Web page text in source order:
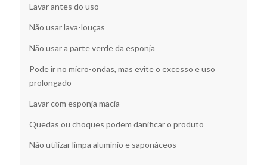
Lavar antes do uso
Não usar lava-louças
Não usar a parte verde da esponja
Pode ir no micro-ondas, mas evite o excesso e uso
prolongado
Lavar com esponja macia
Quedas ou choques podem danificar o produto
Não utilizar limpa alumínio e saponáceos